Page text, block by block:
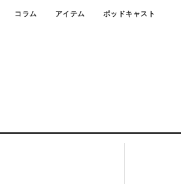
コラム アイテム ポッドキャスト